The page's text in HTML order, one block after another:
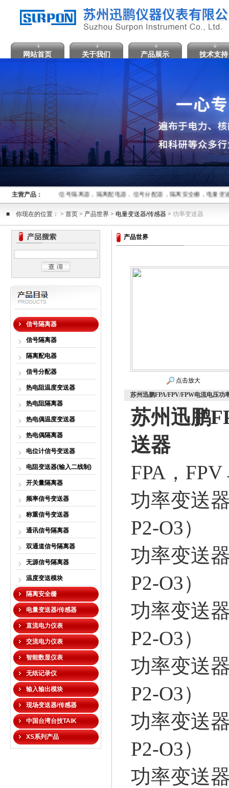
网站首页 关于我们 产品展示 技术支持
主营产品： 信号隔离器，隔离配电器，信号分配器，隔离安全栅，电量
■ 你现在的位置： > 首页 > 产品世界 > 电量变送器/传感器 > 功率变送器
信号隔离器
信号隔离器
隔离配电器
信号分配器
热电阻温度变送器
热电阻隔离器
热电偶温度变送器
热电偶隔离器
电位计信号变送器
电阻变送器(输入二线制)
开关量隔离器
频率信号变送器
称重信号变送器
通讯信号隔离器
双通道信号隔离器
无源信号隔离器
温度变送模块
隔离安全栅
电量变送器/传感器
直流电力仪表
交流电力仪表
智能数显仪表
无纸记录仪
输入输出模块
现场变送器/传感器
中国台湾台技TAIK
XS系列产品
产品世界
点击放大
苏州迅鹏FPA/FPV/FPW电流电压功
苏州迅鹏
送器
FPA，
功率变送
P2-O3）
功率变送
P2-O3）
功率变送
P2-O3）
功率变送
P2-O3）
功率变送
P2-O3）
功率变送